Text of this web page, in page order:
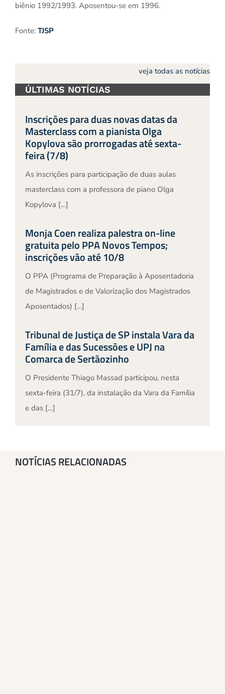
biênio 1992/1993. Aposentou-se em 1996.
Fonte: TJSP
veja todas as notícias
ÚLTIMAS NOTÍCIAS
Inscrições para duas novas datas da
Masterclass com a pianista Olga
Kopylova são prorrogadas até sexta-
feira (7/8)
As inscrições para participação de duas aulas
masterclass com a professora de piano Olga
Kopylova […]
Monja Coen realiza palestra on-line
gratuita pelo PPA Novos Tempos;
inscrições vão até 10/8
O PPA (Programa de Preparação à Aposentadoria
de Magistrados e de Valorização dos Magistrados
Aposentados) […]
Tribunal de Justiça de SP instala Vara da
Família e das Sucessões e UPJ na
Comarca de Sertãozinho
O Presidente Thiago Massad participou, nesta
sexta-feira (31/7), da instalação da Vara da Família
e das […]
NOTÍCIAS RELACIONADAS